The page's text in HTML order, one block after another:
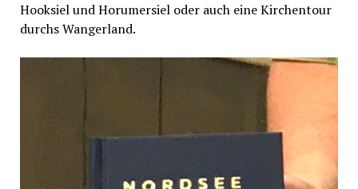
Hooksiel und Horumersiel oder auch eine Kirchentour
durchs Wangerland.